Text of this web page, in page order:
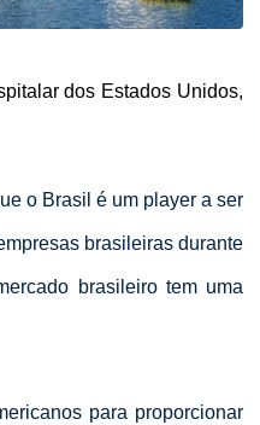
dos Estados Unidos,
o Brasil é um player a ser
brasileiras durante
brasileiro tem uma
para proporcionar